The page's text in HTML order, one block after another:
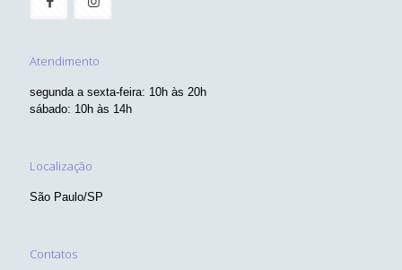
Atendimento
segunda a sexta-feira: 10h às 20h
sábado: 10h às 14h
Localização
São Paulo/SP
Contatos